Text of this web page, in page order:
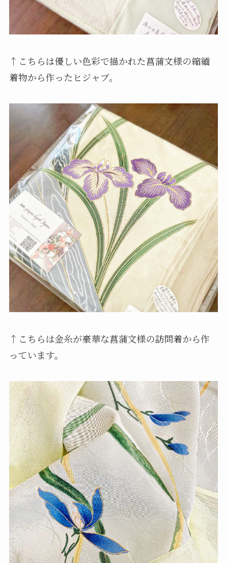
↑こちらは優しい色彩で描かれた菖蒲文様の縮緬
着物から作ったヒジャブ。
↑こちらは金糸が豪華な菖蒲文様の訪問着から作
っています。